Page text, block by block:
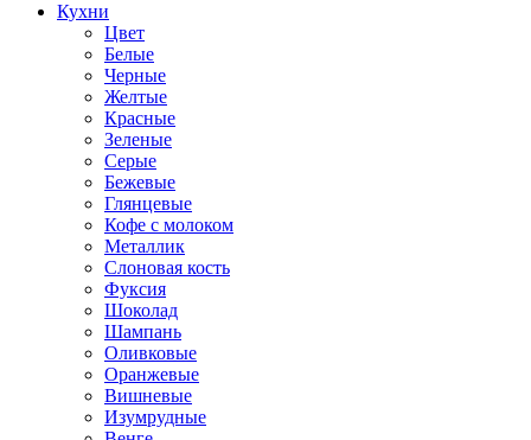
Кухни
Цвет
Белые
Черные
Желтые
Красные
Зеленые
Серые
Бежевые
Глянцевые
Кофе с молоком
Металлик
Слоновая кость
Фуксия
Шоколад
Шампань
Оливковые
Оранжевые
Вишневые
Изумрудные